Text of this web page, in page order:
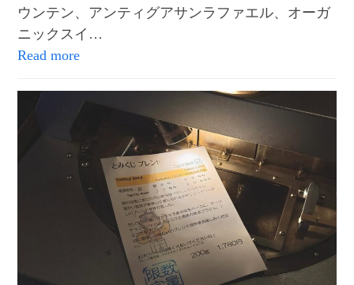
ウンテン、アンティグアサンラファエル、オーガ
ニックスイ…
Read more